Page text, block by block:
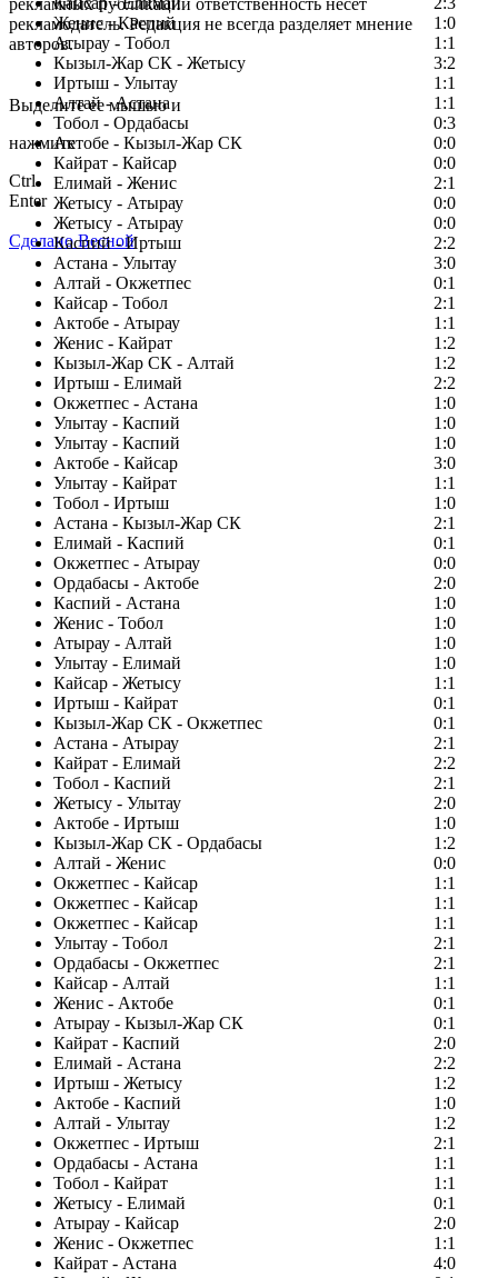
Женис - Каспий
1:0
Атырау - Тобол
1:1
Кызыл-Жар СК - Жетысу
3:2
Иртыш - Улытау
1:1
Алтай - Астана
1:1
Тобол - Ордабасы
0:3
Актобе - Кызыл-Жар СК
0:0
Кайрат - Кайсар
0:0
Елимай - Женис
2:1
Жетысу - Атырау
0:0
Жетысу - Атырау
0:0
Каспий - Иртыш
2:2
Астана - Улытау
3:0
Алтай - Окжетпес
0:1
Кайсар - Тобол
2:1
Актобе - Атырау
1:1
Женис - Кайрат
1:2
Кызыл-Жар СК - Алтай
1:2
Иртыш - Елимай
2:2
Окжетпес - Астана
1:0
Улытау - Каспий
1:0
Улытау - Каспий
1:0
Актобе - Кайсар
3:0
Улытау - Кайрат
1:1
Тобол - Иртыш
1:0
Астана - Кызыл-Жар СК
2:1
Елимай - Каспий
0:1
Окжетпес - Атырау
0:0
Ордабасы - Актобе
2:0
Каспий - Астана
1:0
Женис - Тобол
1:0
Атырау - Алтай
1:0
Улытау - Елимай
1:0
Кайсар - Жетысу
1:1
Иртыш - Кайрат
0:1
Кызыл-Жар СК - Окжетпес
0:1
Астана - Атырау
2:1
Кайрат - Елимай
2:2
Тобол - Каспий
2:1
Жетысу - Улытау
2:0
Актобе - Иртыш
1:0
Кызыл-Жар СК - Ордабасы
1:2
Алтай - Женис
0:0
Окжетпес - Кайсар
1:1
Окжетпес - Кайсар
1:1
Окжетпес - Кайсар
1:1
Улытау - Тобол
2:1
Ордабасы - Окжетпес
2:1
Кайсар - Алтай
1:1
Женис - Актобе
0:1
Атырау - Кызыл-Жар СК
0:1
Кайрат - Каспий
2:0
Елимай - Астана
2:2
Иртыш - Жетысу
1:2
Актобе - Каспий
1:0
Алтай - Улытау
1:2
Окжетпес - Иртыш
2:1
Ордабасы - Астана
1:1
Тобол - Кайрат
1:1
Жетысу - Елимай
0:1
Атырау - Кайсар
2:0
Женис - Окжетпес
1:1
Кайрат - Астана
4:0
рекламных публикаций ответственность несет
рекламодатель. Редакция не всегда разделяет мнение
авторов.
Заметили ошибку в тексте?
Выделите ее мышью и
нажмите
Ctrl
Enter
Сделано Весной